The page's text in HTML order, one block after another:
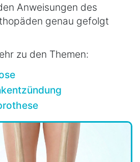
Anweisungen des
genau gefolgt
zu den Themen: